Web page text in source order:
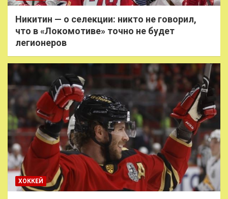
Никитин — о селекции: никто не говорил,
что в «Локомотиве» точно не будет
легионеров
ХОККЕЙ